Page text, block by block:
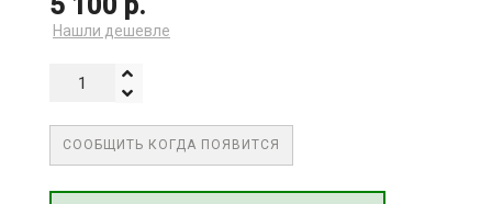
Нашли дешевле
СООБЩИТЬ КОГДА ПОЯВИТСЯ